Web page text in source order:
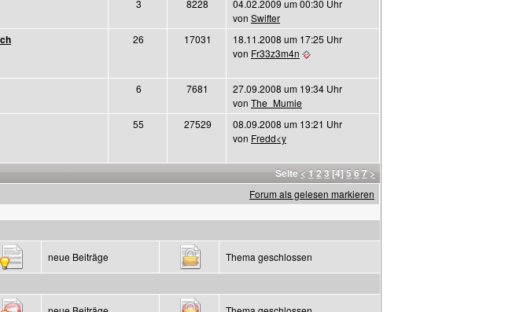
3 8228
04.02.2009 um 00:30 Uhr
von Swifter
26 17031
18.11.2008 um 17:25 Uhr
von Fr33z3m4n
6 7681
27.09.2008 um 19:34 Uhr
von The_Mumie
55 27529
08.09.2008 um 13:21 Uhr
von Fredd<y
Seite < 1 23 [4] 5 6 7 >
Forum als gelesen markieren
neue Beiträge
Thema geschlossen